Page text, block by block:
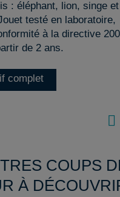
: éléphant, lion, singe
testé en laboratoire,
à la directive
de 2 ans.
complet
COUPS
À